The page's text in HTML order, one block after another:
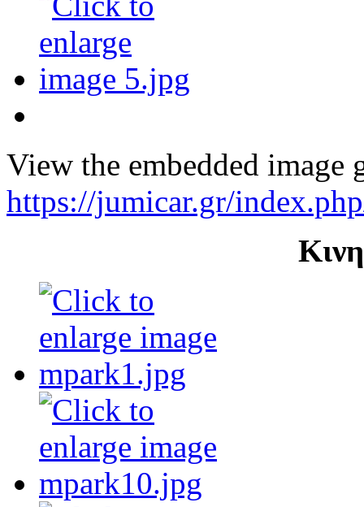
View the embedded image
https://jumicar.gr/